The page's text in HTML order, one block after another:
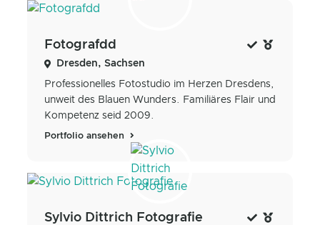
Fotografdd
Dresden, Sachsen
Professionelles Fotostudio im Herzen Dresdens,
unweit des Blauen Wunders. Familiäres Flair und
Kompetenz seid 2009.
Portfolio ansehen
Sylvio Dittrich Fotografie